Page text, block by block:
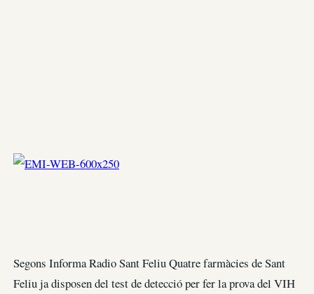
Segons Informa Radio Sant Feliu Quatre farmàcies de Sant
Feliu ja disposen del test de detecció per fer la prova del VIH